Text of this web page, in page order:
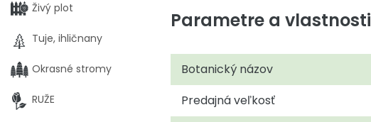
Parametre a vlastnosti
Botanický názov
Predajná veľkosť
Živý plot
Tuje, ihličnany
Okrasné stromy
RUŽE